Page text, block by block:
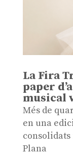
La Fira
paper
musical
Més de
en una
consolidats
Plana